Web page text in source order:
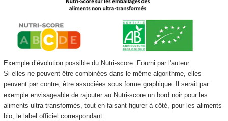
Exemple d’évolution possible du Nutri-score. Fourni par l'auteur
Si elles ne peuvent être combinées dans le même algorithme, elles
peuvent par contre, être associées sous forme graphique. Il serait par
exemple envisageable de rajouter au Nutri-score un bord noir pour les
aliments ultra-transformés, tout en faisant figurer à côté, pour les aliments
bio, le label officiel correspondant.